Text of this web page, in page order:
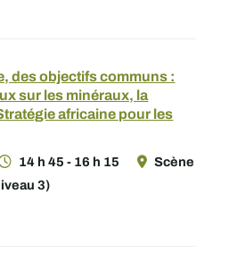
des objectifs communs :
sur les minéraux, la
africaine pour les
14 h 45 - 16 h 15
Scène
3)